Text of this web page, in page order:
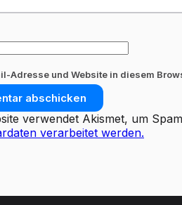
Adresse und Website in diesem
verwendet Akismet, um
verarbeitet werden.